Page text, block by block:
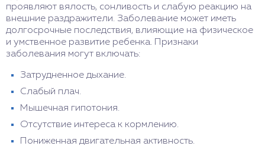
проявляют вялость, сонливость и слабую реакцию на
внешние раздражители. Заболевание может иметь
долгосрочные последствия, влияющие на физическое
и умственное развитие ребенка. Признаки
заболевания могут включать:
Затрудненное дыхание.
Слабый плач.
Мышечная гипотония.
Отсутствие интереса к кормлению.
Пониженная двигательная активность.